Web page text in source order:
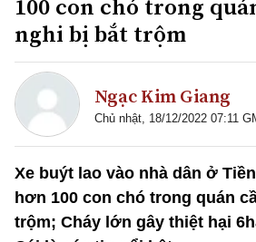
100 con chó trong
nghi bị bắt trộm
Ngạc Kim Giang
Chủ nhật, 18/12/2022 07:11
Xe buýt lao vào nhà dân ở
hơn 100 con chó trong quán
trộm; Cháy lớn gây thiệt hại